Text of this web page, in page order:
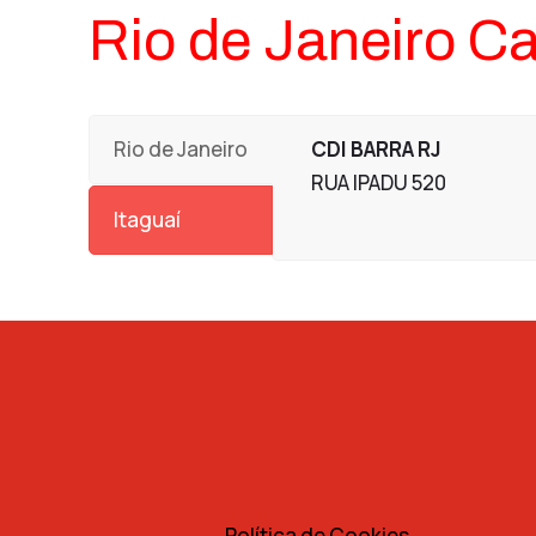
Rio de Janeiro
Rio de Janeiro
Itaguaí
CDI BARRA RJ
RUA IPADU 520